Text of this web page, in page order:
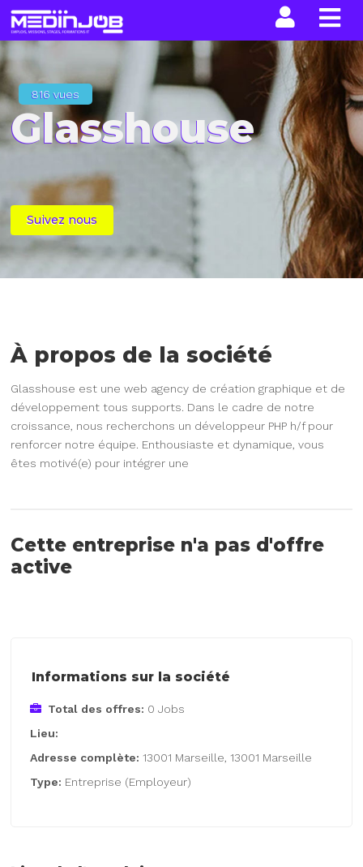
816 vues
Glasshouse
Suivez nous
À propos de la société
Glasshouse est une web agency de création graphique et de
développement tous supports. Dans le cadre de notre
croissance, nous recherchons un développeur PHP h/f pour
renforcer notre équipe. Enthousiaste et dynamique, vous
êtes motivé(e) pour intégrer une
Cette entreprise n'a pas d'offre
active
Informations sur la société
Total des offres: 0 Jobs
Lieu:
Adresse complète: 13001 Marseille, 13001 Marseille
Type: Entreprise (Employeur)